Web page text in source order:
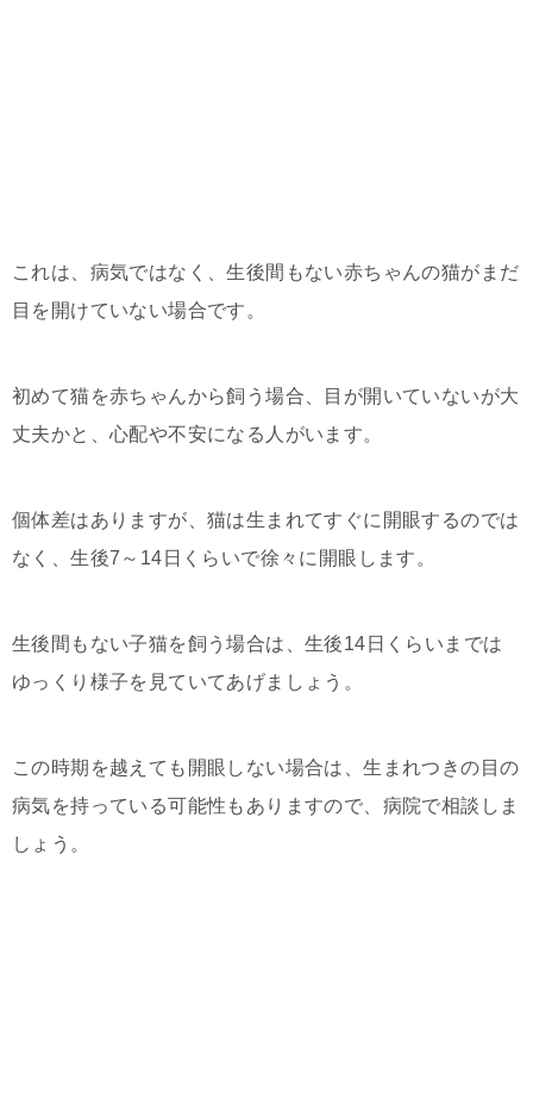
これは、病気ではなく、生後間もない赤ちゃんの猫がまだ
目を開けていない場合です。
初めて猫を赤ちゃんから飼う場合、目が開いていないが大
丈夫かと、心配や不安になる人がいます。
個体差はありますが、猫は生まれてすぐに開眼するのでは
なく、生後7～14日くらいで徐々に開眼します。
生後間もない子猫を飼う場合は、生後14日くらいまでは
ゆっくり様子を見ていてあげましょう。
この時期を越えても開眼しない場合は、生まれつきの目の
病気を持っている可能性もありますので、病院で相談しま
しょう。